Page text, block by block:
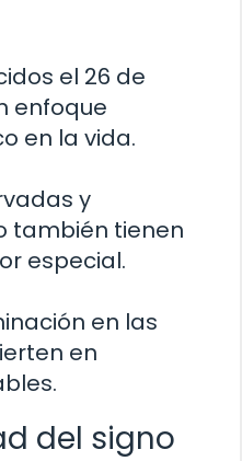
el 26 de
enfoque
en la vida.
y
también tienen
especial.
en las
en
del signo